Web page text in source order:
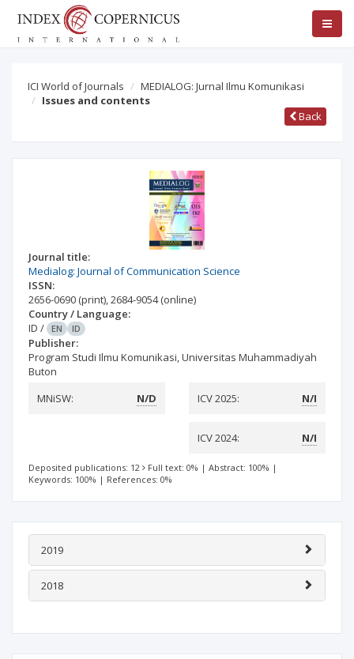
ICI World of Journals
MEDIALOG: Jurnal Ilmu Komunikasi
Issues and contents
Back
Journal title:
Medialog: Journal of Communication Science
ISSN:
2656-0690 (print),2684-9054(online)
Country / Language:
ID / EN ID
Publisher:
Program Studi Ilmu Komunikasi, Universitas Muhammadiyah
Buton
MNiSW:
N/D ICV 2025: N/I
ICV 2024: N/I
Deposited publications: 12 Full text: 0% | Abstract: 100% |
Keywords: 100% | References: 0%
2019
2018